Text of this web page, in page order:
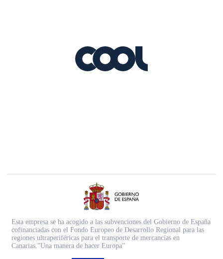
Esta empresa se ha acogido a las subvenciones del Gobierno de España
cofinanciadas con el Fondo Europeo de Desarrollo Regional para las
regiones ultraperiféricas para el transporte de mercancías en
Canarias.”Una manera de hacer Europa”